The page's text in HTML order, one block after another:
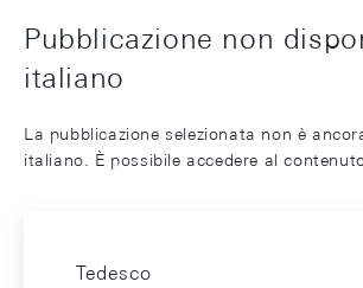
Pubblicazione non
italiano
La pubblicazione selezionata non è
italiano. È possibile accedere al
Tedesco